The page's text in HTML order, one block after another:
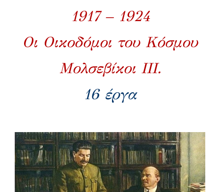
1917 – 1924
Οι Οικοδόμοι του Κόσμου
Μολσεβίκοι ΙΙΙ.
16 έργα